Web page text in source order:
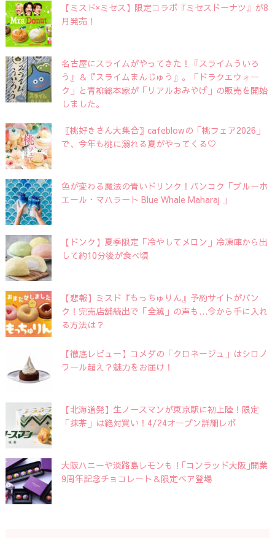
【ミスド×ミセス】限定コラボ『ミセスドーナツ』が8
月発売！
名古屋にスライムがやってきた！『スライムういろ
う』＆『スライムまんじゅう』。「ドラクエウォー
ク」と青柳総本家が「リアルおみやげ」の販売を開始
しました。
〖桃好きさん大集合〗cafeblowの「桃フェア2026」
で、今年も桃に溺れる夏がやってくる♡
色が変わる魔法の青いドリンク！バンコク「ブルーホ
エール・マハラート Blue Whale Maharaj 」
【ドンク】夏季限定「冷やしてメロン」冷凍庫から出
して約10分後が食べ頃
【悲報】ミスド『もっちゅりん』予約サイトがパン
ク！完売店舗続出で「全滅」の声も…今から手に入れ
る方法は？
【徹底レビュー】コメダの「クロネージュ」はシロノ
ワール超え？魅力をお届け！
【北海道発】生ノースマンが東京駅に初上陸！限定
「抹茶」は絶対買い！4/24オープン詳細レポ
大阪ハニーや淡路島レモンも！｢コンラッド大阪｣開業
9周年記念チョコレート＆限定ベア登場